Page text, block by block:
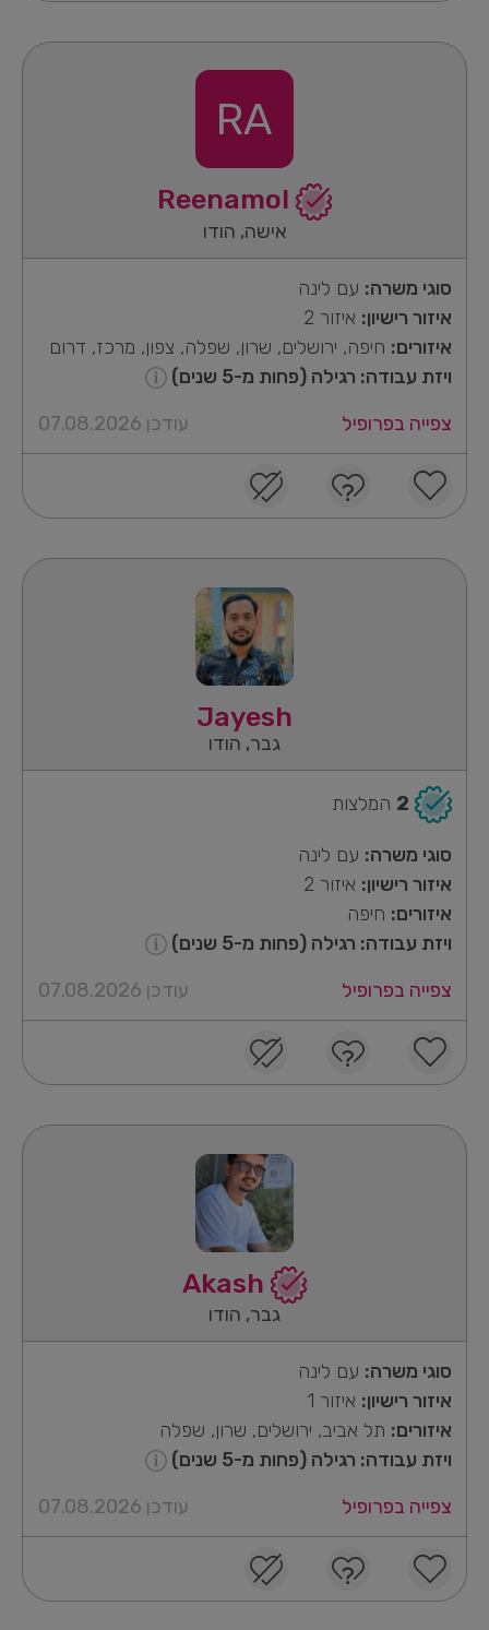
RA
אישה, הודו
סוגי משרה: עם לינה
איזור רישיון: איזור 2
איזורים: חיפה, ירושלים, שרון, שפלה, צפון, מרכז, דרום
ויזת עבודה: רגילה (פחות מ-5 שנים)
צפייה בפרופיל
עודכן 07.08.2026
Jayesh
גבר, הודו
2 המלצות
סוגי משרה: עם לינה
איזור רישיון: איזור 2
איזורים: חיפה
ויזת עבודה: רגילה (פחות מ-5 שנים)
צפייה בפרופיל
עודכן 07.08.2026
גבר, הודו
סוגי משרה: עם לינה
איזור רישיון: איזור 1
איזורים: תל אביב, ירושלים, שרון, שפלה
ויזת עבודה: רגילה (פחות מ-5 שנים)
צפייה בפרופיל
עודכן 07.08.2026